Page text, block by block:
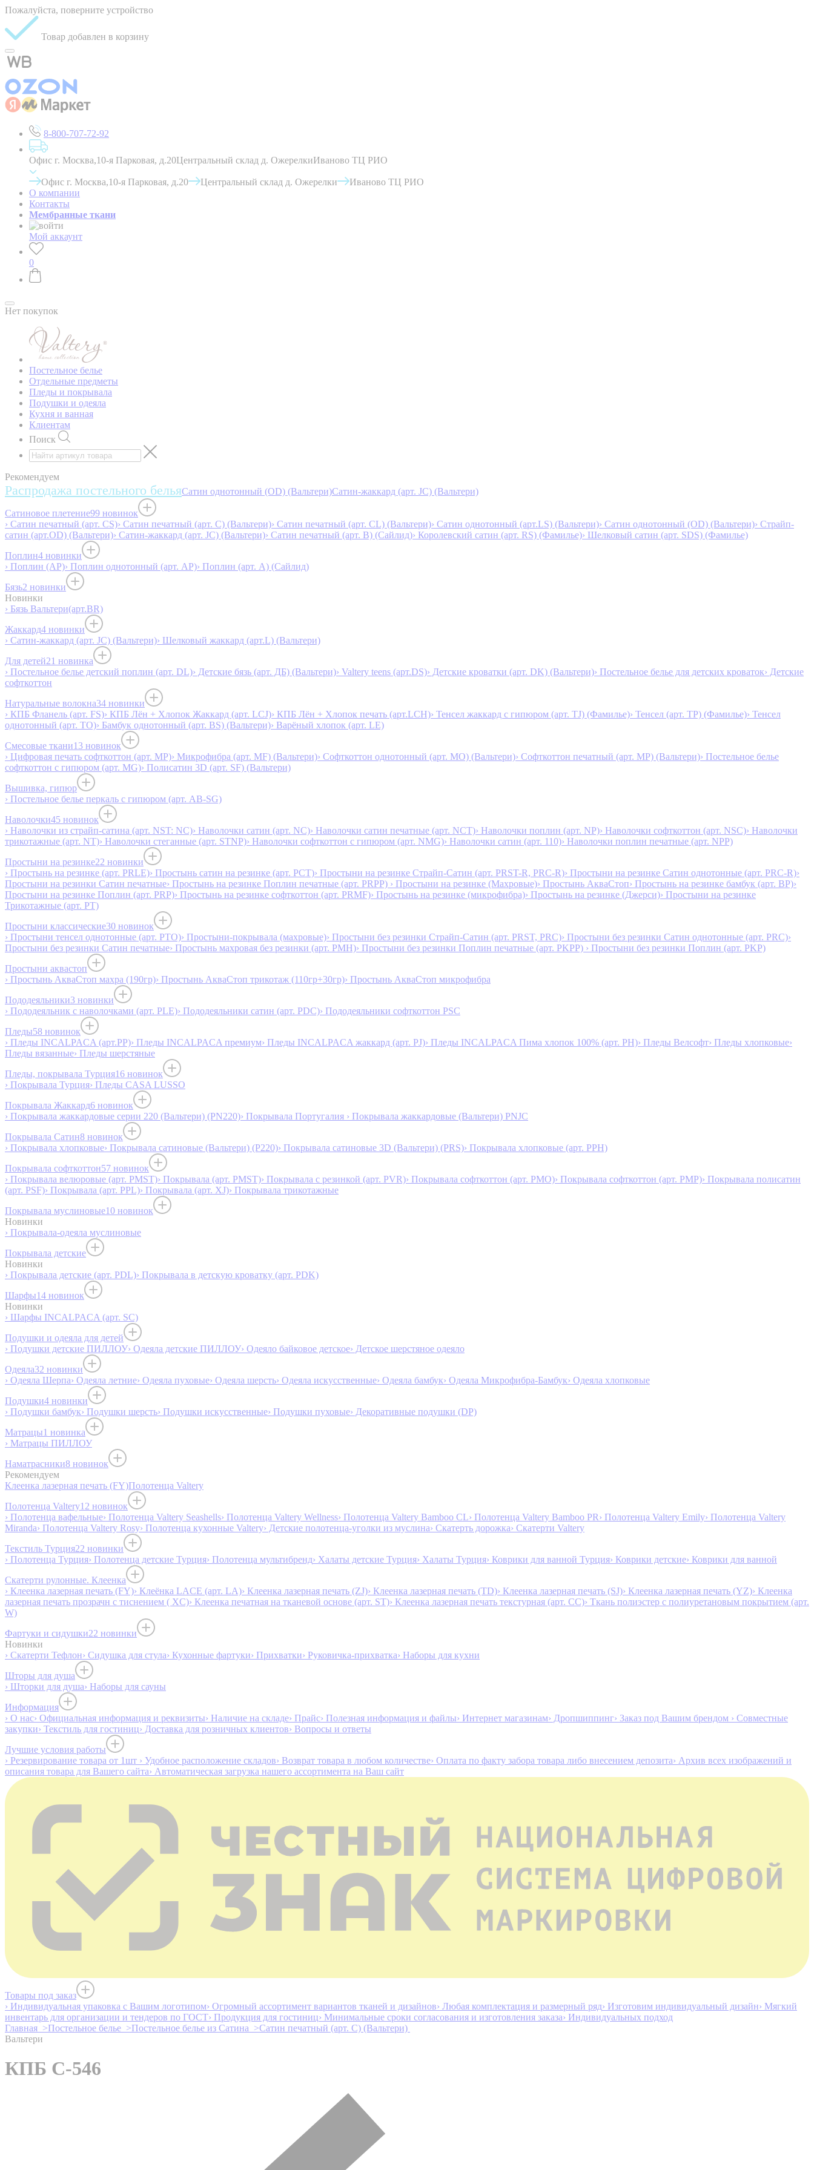
Пожалуйста, поверните устройство
Товар добавлен в корзину
8-800-707-72-92
Офис г. Москва,10-я Парковая, д.20Центральный склад д. ОжерелкиИваново ТЦ РИО
Офис г. Москва,10-я Парковая, д.20 Центральный склад д. Ожерелки
Иваново ТЦ РИО
О компании
Контакты
Мембранные ткани
Мой аккаунт
0
Нет покупок
Постельное белье
Отдельные предметы
Пледы и покрывала
Подушки и одеяла
Кухня и ванная
Клиентам
Поиск
Рекомендуем
Распродажа постельного бельяСатин однотонный (OD) (Вальтери)Сатин-жаккард (арт. JC) (Вальтери)
Сатиновое плетение99 новинок
› Сатин печатный (арт. СS)› Сатин печатный (арт. С) (Вальтери)› Сатин печатный (арт. СL) (Вальтери)› Сатин однотонный (арт.LS) (Вальтери)› Сатин однотонный (OD) (Вальтери)› Страйп-
сатин (арт.OD) (Вальтери)› Сатин-жаккард (арт. JC) (Вальтери)› Сатин печатный (арт. В) (Сайлид)› Королевский сатин (арт. RS) (Фамилье)› Шелковый сатин (арт. SDS) (Фамилье)
Поплин4 новинки
› Поплин (AP)› Поплин однотонный (арт. AP)› Поплин (арт. А) (Сайлид)
Бязь2 новинки
Новинки
› Бязь Вальтери(арт.BR)
Жаккард4 новинки
› Сатин-жаккард (арт. JC) (Вальтери)› Шелковый жаккард (арт.L) (Вальтери)
Для детей21 новинка
› Постельное белье детский поплин (арт. DL)› Детские бязь (арт. ДБ) (Вальтери)› Valtery teens (арт.DS)› Детские кроватки (арт. DK) (Вальтери)› Постельное белье для детских кроваток› Детские
софткоттон
Натуральные волокна34 новинки
› КПБ Фланель (арт. FS)› КПБ Лён + Хлопок Жаккард (арт. LCJ)› КПБ Лён + Хлопок печать (арт.LCH)› Тенсел жаккард с гипюром (арт. TJ) (Фамилье)› Тенсел (арт. ТР) (Фамилье)› Тенсел
однотонный (арт. TO)› Бамбук однотонный (арт. BS) (Вальтери)› Варёный хлопок (арт. LE)
Смесовые ткани13 новинок
› Цифровая печать софткоттон (арт. MP)› Микрофибра (арт. MF) (Вальтери)› Софткоттон однотонный (арт. MO) (Вальтери)› Софткоттон печатный (арт. MР) (Вальтери)› Постельное белье
софткоттон с гипюром (арт. MG)› Полисатин 3D (арт. SF) (Вальтери)
Вышивка, гипюр
› Постельное белье перкаль с гипюром (арт. AB-SG)
Наволочки45 новинок
› Наволочки из страйп-сатина (арт. NST: NC)› Наволочки сатин (арт. NC)› Наволочки сатин печатные (арт. NCT)› Наволочки поплин (арт. NP)› Наволочки софткоттон (арт. NSC)› Наволочки
трикотажные (арт. NT)› Наволочки стеганные (арт. STNP)› Наволочки софткоттон с гипюром (арт. NMG)› Наволочки сатин (арт. 110)› Наволочки поплин печатные (арт. NPP)
Простыни на резинке22 новинки
› Простынь на резинке (арт. PRLE)› Простынь сатин на резинке (арт. PCT)› Простыни на резинке Страйп-Сатин (арт. PRST-R, PRC-R)› Простыни на резинке Сатин однотонные (арт. PRC-R)›
Простыни на резинки Сатин печатные› Простынь на резинке Поплин печатные (арт. PRPP) › Простыни на резинке (Махровые)› Простынь АкваСтоп› Простынь на резинке бамбук (арт. BP)›
Простыни на резинке Поплин (арт. PRP)› Простынь на резинке софткоттон (арт. PRMF)› Простынь на резинке (микрофибра)› Простынь на резинке (Джерси)› Простыни на резинке
Трикотажные (арт. РТ)
Простыни классические30 новинок
› Простыни тенсел однотонные (арт. PTO)› Простыни-покрывала (махровые)› Простыни без резинки Страйп-Сатин (арт. PRST, PRC)› Простыни без резинки Сатин однотонные (арт. PRC)›
Простыни без резинки Сатин печатные› Простынь махровая без резинки (арт. PMH)› Простыни без резинки Поплин печатные (арт. PKPP) › Простыни без резинки Поплин (арт. PKP)
Простыни аквастоп
› Простынь АкваСтоп махра (190гр)› Простынь АкваСтоп трикотаж (110гр+30гр)› Простынь АкваСтоп микрофибра
Пододеяльники3 новинки
› Пододеяльник с наволочками (арт. PLE)› Пододеяльники сатин (арт. PDC)› Пододеяльники софткоттон PSC
Пледы58 новинок
› Пледы INCALPACA (арт.PP)› Пледы INCALPACA премиум› Пледы INCALPACA жаккард (арт. PJ)› Пледы INCALPACA Пима хлопок 100% (арт. PH)› Пледы Велсофт› Пледы хлопковые›
Пледы вязанные› Пледы шерстяные
Пледы, покрывала Турция16 новинок
› Покрывала Турция› Пледы CASA LUSSO
Покрывала Жаккард6 новинок
› Покрывала жаккардовые серии 220 (Вальтери) (PN220)› Покрывала Португалия › Покрывала жаккардовые (Вальтери) PNJC
Покрывала Сатин8 новинок
› Покрывала хлопковые› Покрывала сатиновые (Вальтери) (P220)› Покрывала сатиновые 3D (Вальтери) (PRS)› Покрывала хлопковые (арт. PPH)
Покрывала софткоттон57 новинок
› Покрывала велюровые (арт. PMST)› Покрывала (арт. PMST)› Покрывала с резинкой (арт. PVR)› Покрывала софткоттон (арт. PMO)› Покрывала софткоттон (арт. PMP)› Покрывала полисатин
(арт. PSF)› Покрывала (арт. PPL)› Покрывала (арт. XJ)› Покрывала трикотажные
Покрывала муслиновые10 новинок
Новинки
› Покрывала-одеяла муслиновые
Покрывала детские
Новинки
› Покрывала детские (арт. PDL)› Покрывала в детскую кроватку (арт. PDK)
Шарфы14 новинок
Новинки
› Шарфы INCALPACA (арт. SC)
Подушки и одеяла для детей
› Подушки детские ПИЛЛОУ› Одеяла детские ПИЛЛОУ› Одеяло байковое детское› Детское шерстяное одеяло
Одеяла32 новинки
› Одеяла Шерпа› Одеяла летние› Одеяла пуховые› Одеяла шерсть› Одеяла искусственные› Одеяла бамбук› Одеяла Микрофибра-Бамбук› Одеяла хлопковые
Подушки4 новинки
› Подушки бамбук› Подушки шерсть› Подушки искусственные› Подушки пуховые› Декоративные подушки (DP)
Матрацы1 новинка
› Матрацы ПИЛЛОУ
Наматрасники8 новинок
Рекомендуем
Клеенка лазерная печать (FY)Полотенца Valtery
Полотенца Valtery12 новинок
› Полотенца вафельные› Полотенца Valtery Seashells› Полотенца Valtery Wellness› Полотенца Valtery Bamboo CL› Полотенца Valtery Bamboo PR› Полотенца Valtery Emily› Полотенца Valtery
Miranda› Полотенца Valtery Rosy› Полотенца кухонные Valtery› Детские полотенца-уголки из муслина› Скатерть дорожка› Скатерти Valtery
Текстиль Турция22 новинки
› Полотенца Турция› Полотенца детские Турция› Полотенца мультибренд› Халаты детские Турция› Халаты Турция› Коврики для ванной Турция› Коврики детские› Коврики для ванной
Скатерти рулонные. Клеенка
› Клеенка лазерная печать (FY)› Клеёнка LACE (арт. LA)› Клеенка лазерная печать (ZJ)› Клеенка лазерная печать (TD)› Клеенка лазерная печать (SJ)› Клеенка лазерная печать (YZ)› Клеенка
лазерная печать прозрачн с тиснением ( XC)› Клеенка печатная на тканевой основе (арт. ST)› Клеенка лазерная печать текстурная (арт. CC)› Ткань полиэстер с полиуретановым покрытием (арт.
W)
Фартуки и сидушки22 новинки
Новинки
› Скатерти Тефлон› Сидушка для стула› Кухонные фартуки› Прихватки› Руковичка-прихватка› Наборы для кухни
Шторы для душа
› Шторки для душа› Наборы для сауны
Информация
› О нас› Официальная информация и реквизиты› Наличие на складе› Прайс› Полезная информация и файлы› Интернет магазинам› Дропшиппинг› Заказ под Вашим брендом › Совместные
закупки› Текстиль для гостиниц› Доставка для розничных клиентов› Вопросы и ответы
Лучшие условия работы
› Резервирование товара от 1шт › Удобное расположение складов› Возврат товара в любом количестве› Оплата по факту забора товара либо внесением депозита› Архив всех изображений и
описания товара для Вашего сайта› Автоматическая загрузка нашего ассортимента на Ваш сайт
Товары под заказ
› Индивидуальная упаковка с Вашим логотипом› Огромный ассортимент вариантов тканей и дизайнов› Любая комплектация и размерный ряд› Изготовим индивидуальный дизайн› Мягкий
инвентарь для организации и тендеров по ГОСТ› Продукция для гостиниц› Минимальные сроки согласования и изготовления заказа› Индивидуальных подход
Главная >Постельное белье >Постельное белье из Сатина >Сатин печатный (арт. С) (Вальтери)
Вальтери
КПБ С-546